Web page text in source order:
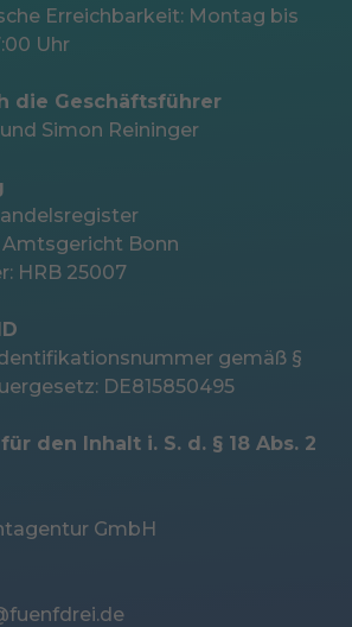
Erreichbarkeit: Montag bis
Uhr
die Geschäftsführer
Simon Reininger
Bonn
HRB 25007
gemäß §
DE815850495
den Inhalt i. S. d. § 18 Abs. 2
GmbH